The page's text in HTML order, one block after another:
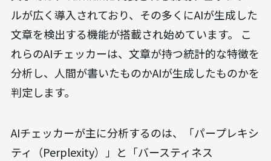
ルが広く導入されており、その多くにAIが生成した
文章を検出する機能が搭載され始めています。 こ
れらのAIチェッカーは、文章が持つ統計的な特徴を
分析し、人間が書いたものかAIが生成したものかを
判定します。
AIチェッカーが主に分析するのは、「パープレキシ
ティ（Perplexity）」と「バースティネス